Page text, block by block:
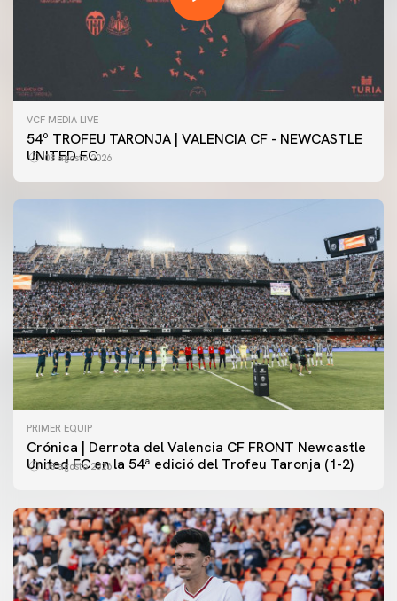
VCF MEDIA LIVE
54º TROFEU TARONJA | VALENCIA CF - NEWCASTLE
UNITED FC
08 agosto 2026
PRIMER EQUIP
Crónica | Derrota del Valencia CF FRONT Newcastle
United FC en la 54ª edició del Trofeu Taronja (1-2)
08 agosto 2026